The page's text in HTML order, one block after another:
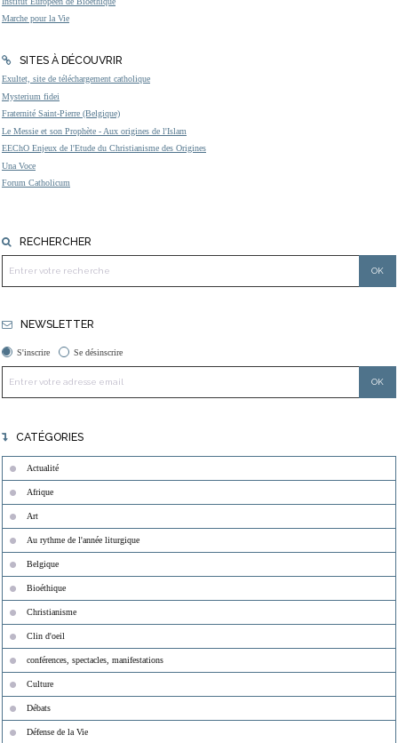
Marche pour la Vie
SITES À DÉCOUVRIR
Exultet, site de téléchargement catholique
Mysterium fidei
Fraternité Saint-Pierre (Belgique)
Le Messie et son Prophète - Aux origines de l'Islam
EEChO Enjeux de l'Etude du Christianisme des Origines
Una Voce
Forum Catholicum
RECHERCHER
NEWSLETTER
S'inscrire Se désinscrire
CATÉGORIES
Actualité
Afrique
Art
Au rythme de l'année liturgique
Belgique
Bioéthique
Christianisme
Clin d'oeil
conférences, spectacles, manifestations
Culture
Débats
Défense de la Vie